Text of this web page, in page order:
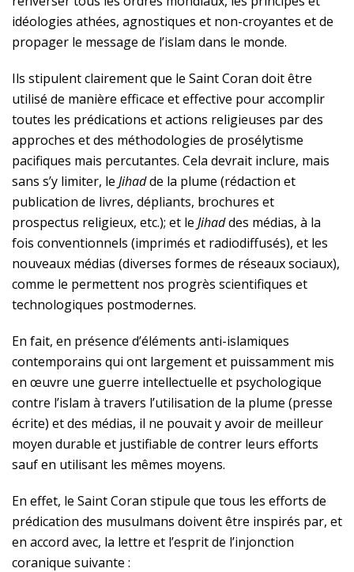
idéologies athées, agnostiques et non-croyantes et de
propager le message de l’islam dans le monde.
Ils stipulent clairement que le Saint Coran doit être
utilisé de manière efficace et effective pour accomplir
toutes les prédications et actions religieuses par des
approches et des méthodologies de prosélytisme
pacifiques mais percutantes. Cela devrait inclure, mais
sans s’y limiter, le Jihadde la plume (rédaction et
publication de livres, dépliants, brochures et
prospectus religieux, etc.); et le Jihaddes médias, à la
fois conventionnels (imprimés et radiodiffusés), et les
nouveaux médias (diverses formes de réseaux sociaux),
comme le permettent nos progrès scientifiques et
technologiques postmodernes.
En fait, en présence d’éléments anti-islamiques
contemporains qui ont largement et puissamment mis
en œuvre une guerre intellectuelle et psychologique
contre l’islam à travers l’utilisation de la plume (presse
écrite) et des médias, il ne pouvait y avoir de meilleur
moyen durable et justifiable de contrer leurs efforts
sauf en utilisant les mêmes moyens.
En effet, le Saint Coran stipule que tous les efforts de
prédication des musulmans doivent être inspirés par, et
en accord avec, la lettre et l’esprit de l’injonction
coranique suivante :